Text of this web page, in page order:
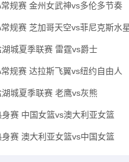
规赛 金州女武神vs多伦多节奏
规赛 芝加哥天空vs菲尼克斯水
城夏季联赛 雷霆vs爵士
规赛 达拉斯飞翼vs纽约自由人
城夏季联赛 老鹰vs灰熊
赛 中国女篮vs澳大利亚女篮
赛 澳大利亚女篮vs中国女篮